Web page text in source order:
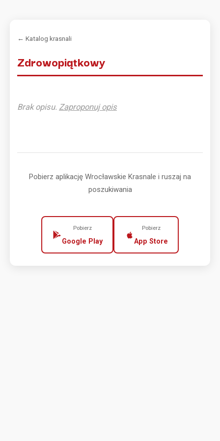
← Katalog krasnali
Zdrowopiątkowy
Brak opisu. Zaproponuj opis
Pobierz aplikację Wrocławskie Krasnale i ruszaj na
poszukiwania
Pobierz
Google Play
Pobierz
App Store